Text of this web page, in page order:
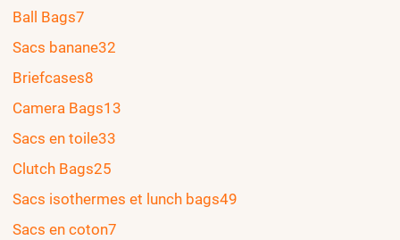
Ball Bags7
Sacs banane32
Briefcases8
Camera Bags13
Sacs en toile33
Clutch Bags25
Sacs isothermes et lunch bags49
Sacs en coton7